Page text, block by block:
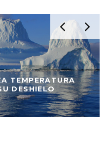
TEMPERATURA
DESHIELO